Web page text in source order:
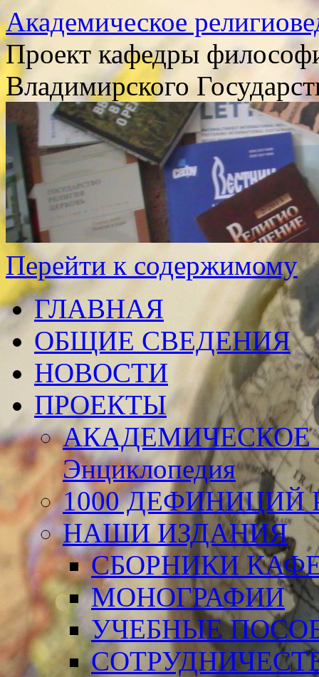
Академическое
Проект кафедры
Владимирского
Перейти к содержимому
ГЛАВНАЯ
ОБЩИЕ СВЕДЕНИЯ
НОВОСТИ
ПРОЕКТЫ
АКАДЕМИЧЕСКОЕ
Энциклопедия
1000 ДЕФИНИЦИЙ
НАШИ ИЗДАНИЯ
СБОРНИКИ
МОНОГРАФИИ
УЧЕБНЫЕ